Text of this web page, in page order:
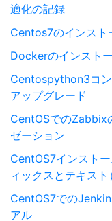
適化の記録
Centos7のインス
Dockerのインスト
Centospython3コ
アップグレード
CentOSでのZabbix
ゼーション
CentOS7インスト
ィックスとテキスト）
CentOS7での
アル